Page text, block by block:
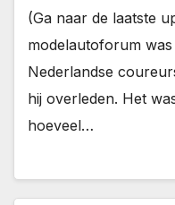
(Ga naar de laatste
modelautoforum
Nederlandse
hij overleden. Het
hoeveel…